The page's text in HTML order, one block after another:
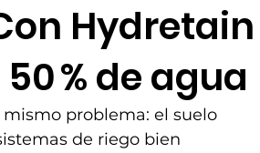
Hydretain
% de agua
problema: el suelo
de riego bien